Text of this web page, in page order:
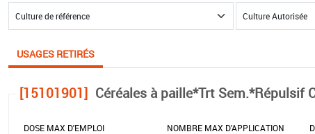
USAGES RETIRÉS
[15101901] Céréales à paille*Trt Sem.*Répulsif
DOSE MAX D'EMPLOI NOMBRE MAX D'APPLICATION